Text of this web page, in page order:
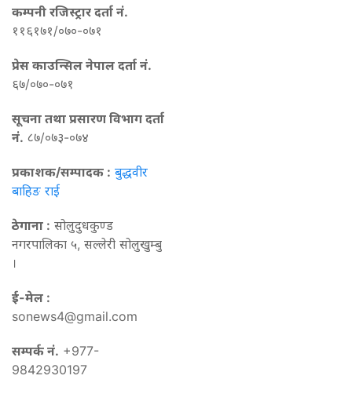
कम्पनी रजिस्ट्रार दर्ता नं.
११६१७१/०७०-०७१
प्रेस काउन्सिल नेपाल दर्ता नं.
६७/०७०-०७१
सूचना तथा प्रसारण विभाग दर्ता
नं. ८७/०७३-०७४
प्रकाशक/सम्पादक : बुद्धवीर
बाहिङ राई
ठेगाना : सोलुदुधकुण्ड
नगरपालिका ५, सल्लेरी सोलुखुम्बु
।
ई-मेल :
sonews4@gmail.com
सम्पर्क नं. +977-
9842930197